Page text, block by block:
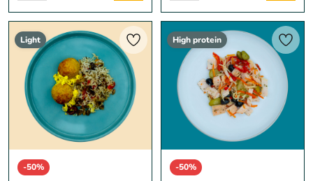
Light
-50%
High protein
-50%